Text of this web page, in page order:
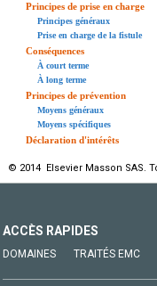
Principes de prise en charge
Principes généraux
Prise en charge de la fistule
Conséquences
À court terme
À long terme
Principes de prévention
Moyens généraux
Moyens spécifiques
Déclaration d'intérêts
© 2014 Elsevier Masson SAS.
ACCÈS RAPIDES
DOMAINES TRAITÉS EMC